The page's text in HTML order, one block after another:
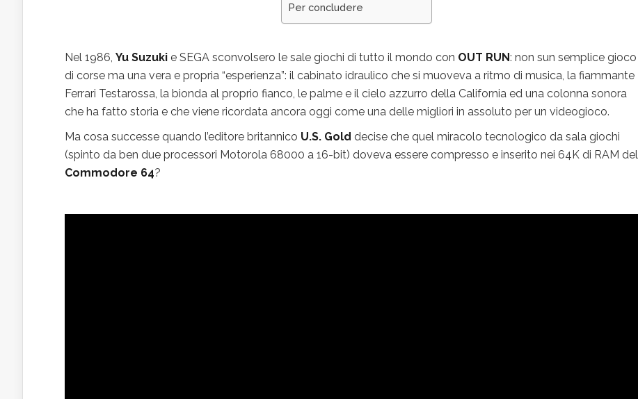
Per concludere
Nel 1986, Yu Suzuki e SEGA sconvolsero le sale giochi di tutto il mondo con OUT RUN: non sun semplice gioco
di corse ma una vera e propria “esperienza”: il cabinato idraulico che si muoveva a ritmo di musica, la fiammante
Ferrari Testarossa, la bionda al proprio fianco, le palme e il cielo azzurro della California ed una colonna sonora
che ha fatto storia e che viene ricordata ancora oggi come una delle migliori in assoluto per un videogioco.
Ma cosa successe quando l’editore britannico U.S. Gold decise che quel miracolo tecnologico da sala giochi
(spinto da ben due processori Motorola 68000 a 16-bit) doveva essere compresso e inserito nei 64K di RAM del
Commodore 64?